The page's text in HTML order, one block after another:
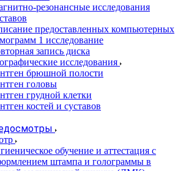
резонансные исследования
предоставленных компьютерных
1 исследование
запись диска
исследования
брюшной полости
головы
грудной клетки
костей и суставов
обучение и аттестация с
штампа и голограммы в